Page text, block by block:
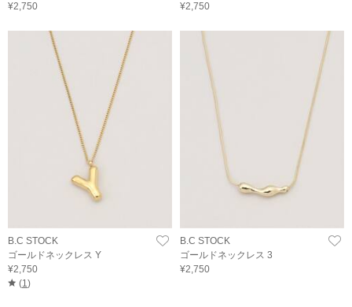
¥2,750
¥2,750
B.C STOCK
ゴールドネックレス Y
¥2,750
(1 )
B.C STOCK
ゴールドネックレス 3
¥2,750